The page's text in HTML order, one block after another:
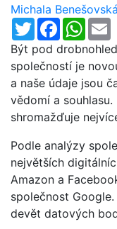
Michala Benešovská
TwitterFacebook
Být pod
společností je
a naše údaje jsou
vědomí a
shromažďuje
Podle analýzy
největších
Amazon a
společnost
devět datových